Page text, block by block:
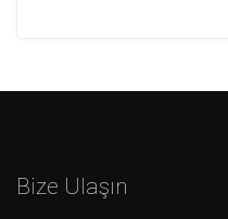
Bize Ulaşın